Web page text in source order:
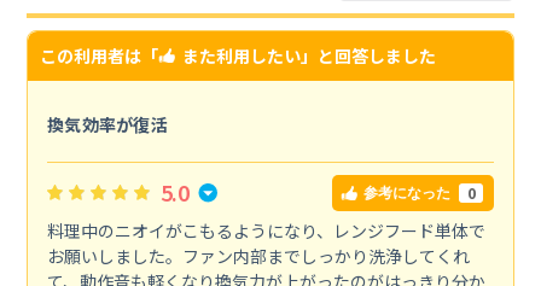
この利用者は「 また利用したい」と回答しました
換気効率が復活
5.0 参考になった 0
料理中のニオイがこもるようになり、レンジフード単体で
お願いしました。ファン内部までしっかり洗浄してくれ